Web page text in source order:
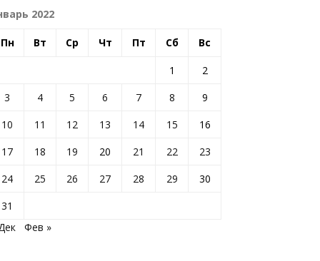
2022
Пн Вт Ср Чт Пт Сб Вс
1
2
3
4 5 6 7 8
9
10
11 12 13 14 15
16
17
18 19 20 21 22
23
24
25 26 27 28 29
30
31
Фев »